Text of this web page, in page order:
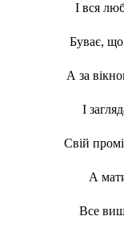
І вся
Буває, що
А за
І
Свій
А
Все